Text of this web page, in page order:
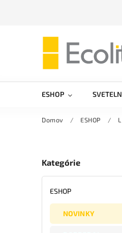
ESHOP
Domov / ESHOP /
Kategórie
ESHOP
NOVINKY